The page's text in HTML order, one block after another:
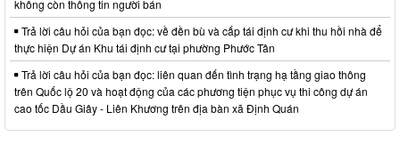
không còn thông tin người bán
Trả lời câu hỏi của bạn đọc: về đền bù và cấp tái định cư khi thu hồi nhà để
thực hiện Dự án Khu tái định cư tại phường Phước Tân
Trả lời câu hỏi của bạn đọc: liên quan đến tình trạng hạ tầng giao thông
trên Quốc lộ 20 và hoạt động của các phương tiện phục vụ thi công dự án
cao tốc Dầu Giây - Liên Khương trên địa bàn xã Định Quán